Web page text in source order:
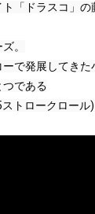
ト「ドラスコ」
。
で発展してき
つである
トロークロール